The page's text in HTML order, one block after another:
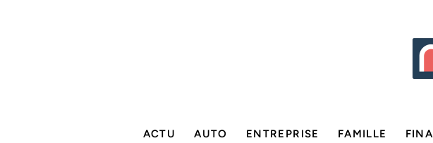
ACTU AUTO ENTREPRISE FAMILLE